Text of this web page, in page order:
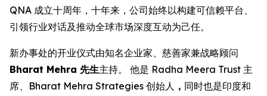
QNA 成立十周年，十年来，公司始终以构建可信赖平台、
引领行业对话及推动全球市场深度互动为己任。
新办事处的开业仪式由知名企业家、慈善家兼战略顾问
Bharat Mehra 先生主持。 他是 Radha Meera Trust 主
席、Bharat Mehra Strategies 创始人 ， 同时也是印度和